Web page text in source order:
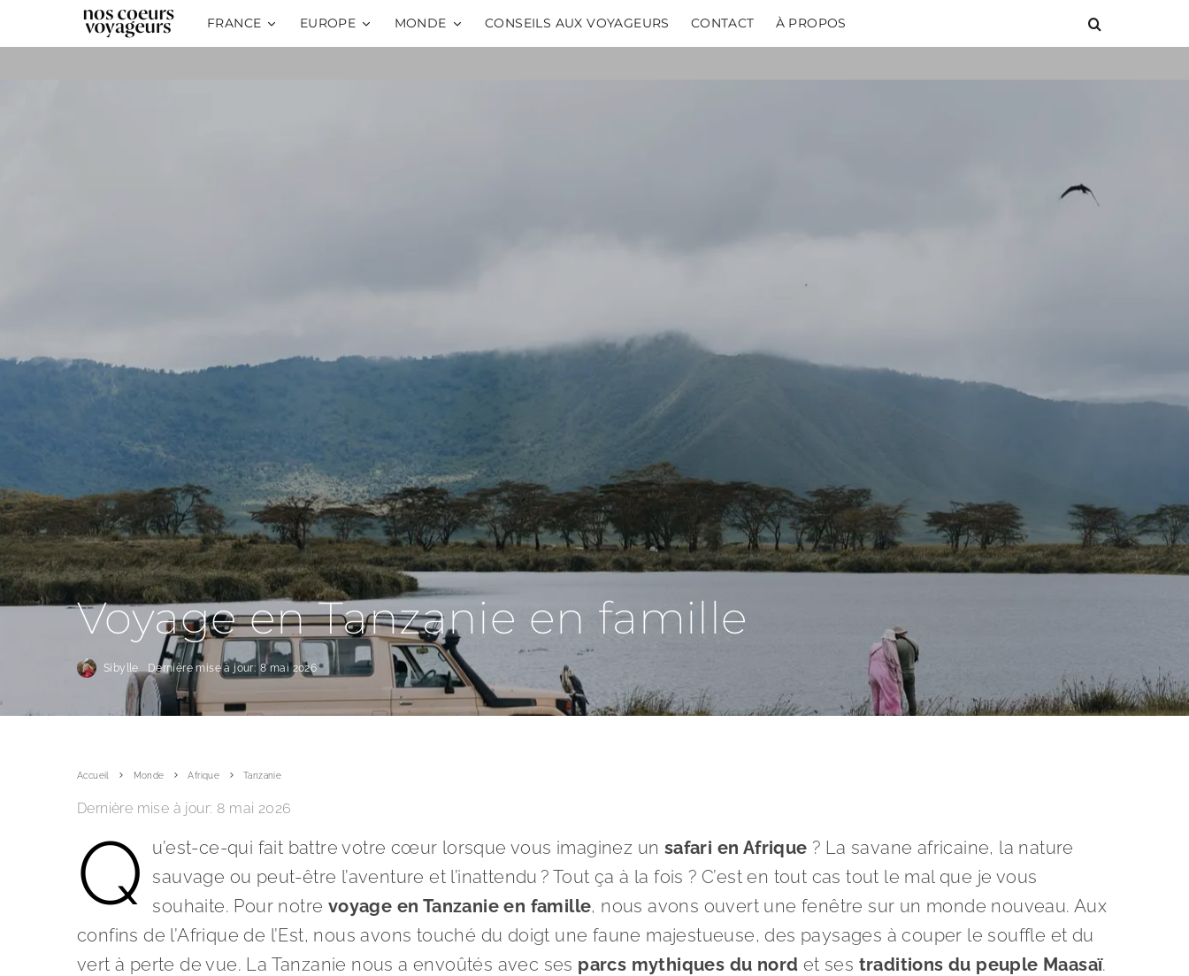
FRANCE EUROPE MONDE CONSEILS AUX VOYAGEURS CONTACT À PROPOS
Voyage en Tanzanie en famille
Sibylle Dernière mise à jour: 8 mai 2026
Accueil Monde Afrique Tanzanie
Dernière mise à jour: 8 mai 2026
Q u’est-ce-qui fait battre votre cœur lorsque vous imaginez un safari en Afrique ? La savane africaine, la nature
sauvage ou peut-être l’aventure et l’inattendu ? Tout ça à la fois ? C’est en tout cas tout le mal que je vous
souhaite. Pour notre voyage en Tanzanie en famille, nous avons ouvert une fenêtre sur un monde nouveau. Aux
confins de l’Afrique de l’Est, nous avons touché du doigt une faune majestueuse, des paysages à couper le souffle et du
vert à perte de vue. La Tanzanie nous a envoûtés avec ses parcs mythiques du nord et ses traditions du peuple Maasaï.